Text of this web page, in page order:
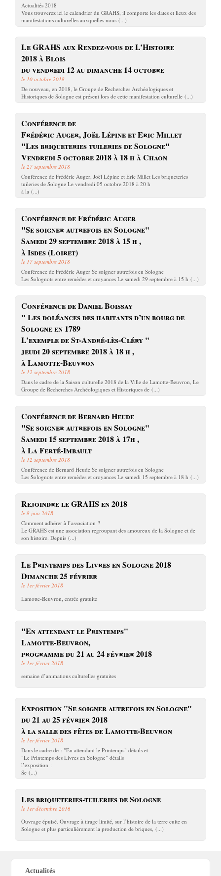
Actualités 2018
Vous trouverez ici le calendrier du GRAHS, il comporte les dates et lieux des
manifestations culturelles auxquelles nous (...)
Le GRAHS aux Rendez-vous de L’Histoire
2018 à Blois
du vendredi 12 au dimanche 14 octobre
le 10 octobre 2018
De nouveau, en 2018, le Groupe de Recherches Archéologiques et
Historiques de Sologne est présent lors de cette manifestation culturelle (...)
Conférence de
Frédéric Auger, Joël Lépine et Eric Millet
"Les briqueteries tuileries de Sologne"
Vendredi 5 octobre 2018 à 18 h à Chaon
le 27 septembre 2018
Conférence de Frédéric Auger, Joël Lépine et Eric Millet Les briqueteries
tuileries de Sologne Le vendredi 05 octobre 2018 à 20 h
à la (...)
Conférence de Frédéric Auger
"Se soigner autrefois en Sologne"
Samedi 29 septembre 2018 à 15 h ,
à Isdes (Loiret)
le 17 septembre 2018
Conférence de Frédéric Auger Se soigner autrefois en Sologne
Les Solognots entre remèdes et croyances Le samedi 29 septembre à 15 h (...)
Conférence de Daniel Boissay
" Les doléances des habitants d’un bourg de
Sologne en 1789
L’exemple de St-André-lès-Cléry "
jeudi 20 septembre 2018 à 18 h ,
à Lamotte-Beuvron
le 12 septembre 2018
Dans le cadre de la Saison culturelle 2018 de la Ville de Lamotte-Beuvron, Le
Groupe de Recherches Archéologiques et Historiques de (...)
Conférence de Bernard Heude
"Se soigner autrefois en Sologne"
Samedi 15 septembre 2018 à 17h ,
à La Ferté-Imbault
le 12 septembre 2018
Conférence de Bernard Heude Se soigner autrefois en Sologne
Les Solognots entre remèdes et croyances Le samedi 15 septembre à 18 h (...)
Rejoindre le GRAHS en 2018
le 8 juin 2018
Comment adhérer à l’association ?
Le GRAHS est une association regroupant des amoureux de la Sologne et de
son histoire. Depuis (...)
Le Printemps des Livres en Sologne 2018
Dimanche 25 février
le 1er février 2018
Lamotte-Beuvron, entrée gratuite
"En attendant le Printemps"
Lamotte-Beuvron,
programme du 21 au 24 février 2018
le 1er février 2018
semaine d’animations culturelles gratuites
Exposition "Se soigner autrefois en Sologne"
du 21 au 25 février 2018
à la salle des fêtes de Lamotte-Beuvron
le 1er février 2018
Dans le cadre de : "En attendant le Printemps" détails et
"Le Printemps des Livres en Sologne" détails
l’exposition :
Se (...)
Les briqueteries-tuileries de Sologne
le 1er décembre 2016
Ouvrage épuisé. Ouvrage à tirage limité, sur l’histoire de la terre cuite en
Sologne et plus particulièrement la production de briques, (...)
Actualités